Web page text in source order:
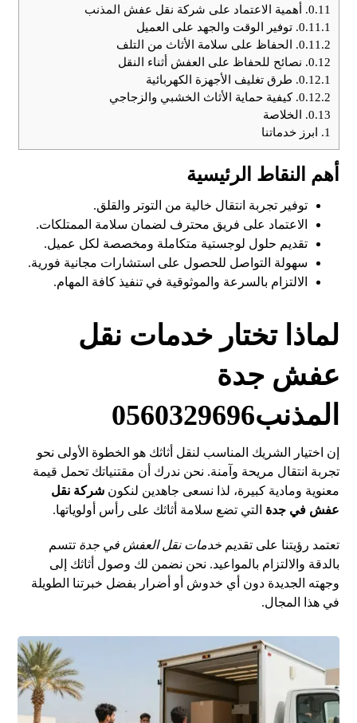
0.11. أهمية الاعتماد على شركة نقل عفش المذنب
0.11.1. توفير الوقت والجهد على العميل
0.11.2. الحفاظ على سلامة الأثاث من التلف
0.12. نصائح للحفاظ على العفش أثناء النقل
0.12.1. طرق تغليف الأجهزة الكهربائية
0.12.2. كيفية حماية الأثاث الخشبي والزجاجي
0.13. الخلاصة
1. ابرز خدماتنا
أهم النقاط الرئيسية
توفير تجربة انتقال خالية من التوتر والقلق.
الاعتماد على فريق محترف لضمان سلامة الممتلكات.
تقديم حلول لوجستية متكاملة ومخصصة لكل عميل.
سهولة التواصل للحصول على استشارات مجانية فورية.
الالتزام بالسرعة والموثوقية في تنفيذ كافة المهام.
لماذا تختار خدمات نقل
عفش جدة
المذنب0560329696
إن اختيار الشريك المناسب لنقل أثاثك هو الخطوة الأولى نحو
تجربة انتقال مريحة وآمنة. نحن ندرك أن مقتنياتك تحمل قيمة
معنوية ومادية كبيرة، لذا نسعى جاهدين لنكونشركة نقل
عفش في جدة التي تضع سلامة أثاثك على رأس أولوياتها.
تعتمد رؤيتنا على تقديمخدمات نقل العفش في جدة تتسم
بالدقة والالتزام بالمواعيد. نحن نضمن لك وصول أثاثك إلى
وجهته الجديدة دون أي خدوش أو أضرار بفضل خبرتنا الطويلة
في هذا المجال.